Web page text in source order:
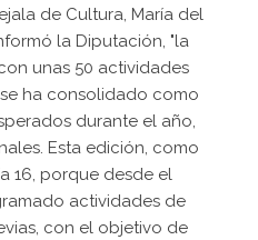
de Cultura, María del
la Diputación, "la
unas 50 actividades
ha consolidado como
durante el año,
Esta edición, como
16, porque desde el
actividades de
con el objetivo de